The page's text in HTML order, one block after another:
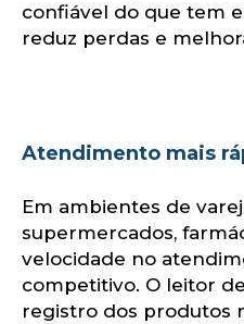
confiável do que tem
reduz perdas e
Atendimento mais
Em ambientes de
supermercados,
velocidade no
competitivo. O leitor
registro dos produtos